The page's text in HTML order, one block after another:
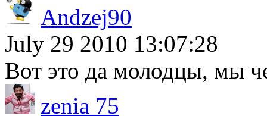
Andzej90
July 29 2010 13:07:28
Вот это да молодцы, мы
zenia 75